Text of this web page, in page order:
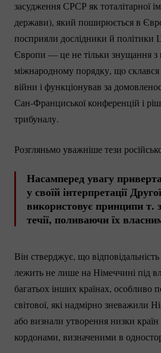
засудження СРСР як тоталітарної
держави), який поширюється в
посприяли дослідники й політики
Європи — це не тільки знущання з
міжнародному порядку, що склався
війни і функціонував за
Сан-Франциськоїконференцій і
трибуналу.
Розгляньмо уважніше тези
Насамперед увагу
у своїй інтерпретації
використовує принципи т.
течії, поливаючи їх
Він стверджує, що відповідальність
лежить не лише на Німеччині під
багатьох інших країнах,
світової, які надмірно зневажили
або визнали утворення низки
кордонами, визначеними в